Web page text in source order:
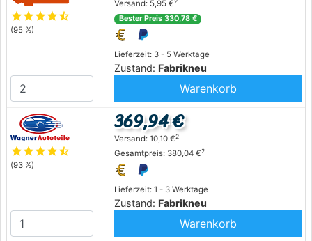
starstarstarstarstar_half
(95 %)
Lieferzeit: 3 - 5 Werktage
Zustand: Fabrikneu
Versand: 5,95 €
Bester Preis 330,78 €
Warenkorb
starstarstarstarstar_half
(93 %)
Lieferzeit: 1 - 3 Werktage
Zustand: Fabrikneu
369,94 €
Versand: 10,10 €2
Gesamtpreis: 380,04 €2
Warenkorb